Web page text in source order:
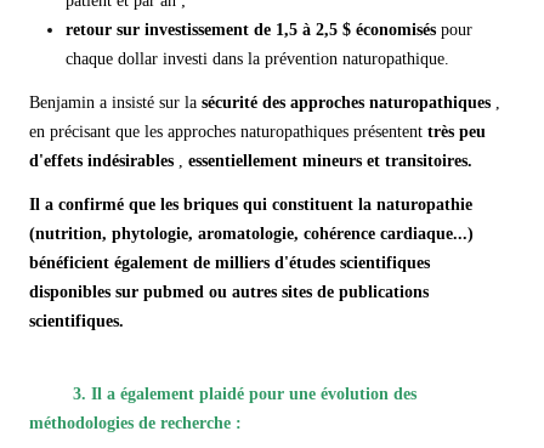
retour sur investissement de 1,5 à 2,5 $ économisés pour
chaque dollar investi dans la prévention naturopathique.
Benjamin a insisté sur la sécurité des approches naturopathiques ,
en précisant que les approches naturopathiques présentent très peu
d'effets indésirables , essentiellement mineurs et transitoires.
Il a confirmé que les briques qui constituent la naturopathie
(nutrition, phytologie, aromatologie, cohérence cardiaque...)
bénéficient également de milliers d'études scientifiques
disponibles sur pubmed ou autres sites de publications
scientifiques.
3. Il a également plaidé pour une évolution des
méthodologies de recherche :